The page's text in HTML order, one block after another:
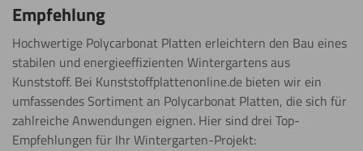
Empfehlung
Hochwertige Polycarbonat Platten erleichtern den Bau eines
stabilen und energieeffizienten Wintergartens aus
Kunststoff. Bei Kunststoffplattenonline.de bieten wir ein
umfassendes Sortiment an Polycarbonat Platten, die sich für
zahlreiche Anwendungen eignen. Hier sind drei Top-
Empfehlungen für Ihr Wintergarten-Projekt: